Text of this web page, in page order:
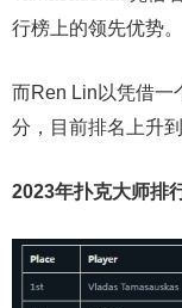
行榜上的领先优势。
而Ren Lin以凭借一
分，目前排名上升
2023年扑克大师排